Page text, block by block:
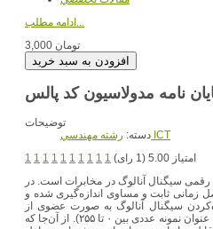
ادامه مطلب...
3,000 تومان
نامه مدولاسیون کد پالس
توضیحات
دسته: رشته مهندسي ICT
1 1 1 1 1 1 1 1 1 1
امتیاز 5.00 (1 رای)
سیگنال آنالوگ در مخابرات است. در
زمانی ثابت و مساوی اندازه‌گیری شده و
سیگنال آنالوگ به صورت عضوی از
مجموعه‌ای محدود قابل نمایش است (به عنوان نمونه عددی بین ۰ تا ۲۵۵). از آن‌جا که